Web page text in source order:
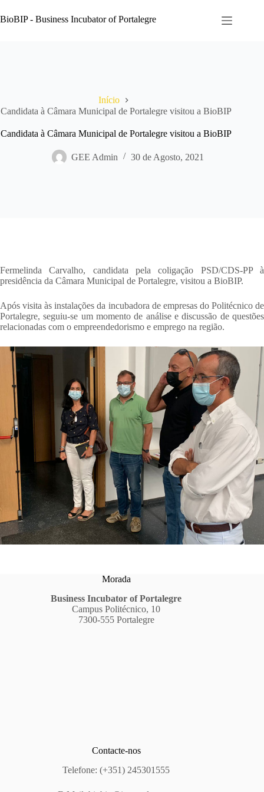
para
o
BioBIP - Business Incubator of Portalegre
Início
Candidata à Câmara Municipal de Portalegre visitou a BioBIP
Candidata à Câmara Municipal de Portalegre visitou a BioBIP
GEE Admin 30 de Agosto, 2021
Fermelinda Carvalho, candidata pela coligação PSD/CDS-PP à
presidência da Câmara Municipal de Portalegre, visitou a BioBIP.
Após visita às instalações da incubadora de empresas do Politécnico de
Portalegre, seguiu-se um momento de análise e discussão de questões
relacionadas com o empreendedorismo e emprego na região.
Morada
Business Incubator of Portalegre
Campus Politécnico, 10
7300-555 Portalegre
Contacte-nos
Telefone: (+351) 245301555